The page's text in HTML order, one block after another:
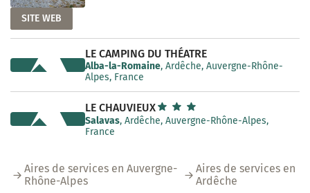
SITE WEB
LE CAMPING DU THÉATRE
Alba-la-Romaine, Ardêche, Auvergne-Rhône-
Alpes, France
LE CHAUVIEUX
Salavas, Ardêche, Auvergne-Rhône-Alpes,
France
Aires de services en Auvergne-
Rhône-Alpes
Aires de services en
Ardêche